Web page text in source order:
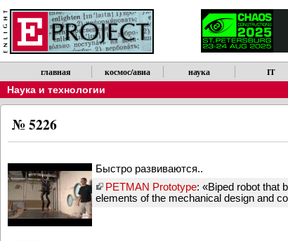
главная космос/авиа наука IT
Наука и технологии
№ 5226
Быстро развиваются..
PETMAN Prototype: «Biped robot that
elements of the mechanical design and